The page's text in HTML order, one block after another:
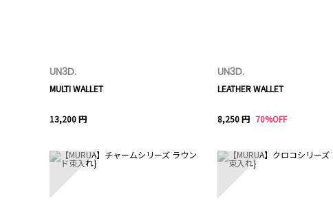
UN3D.
MULTI WALLET
13,200 円
UN3D.
LEATHER WALLET
8,250 円 70%OFF